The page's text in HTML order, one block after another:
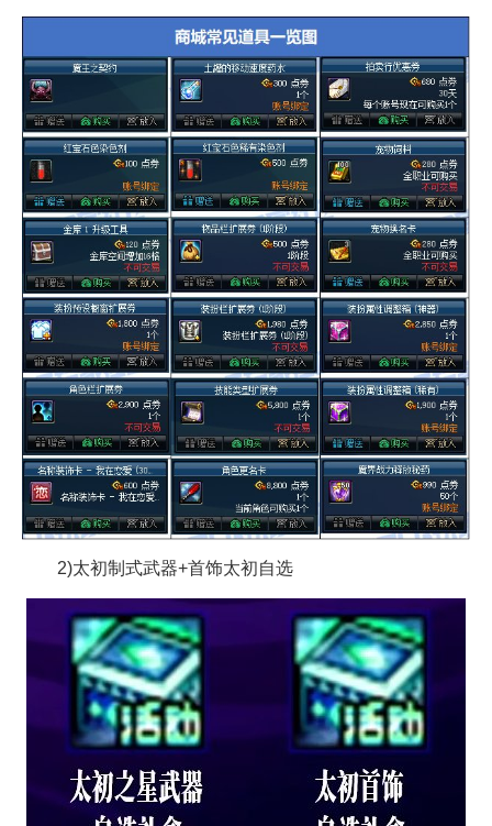
2)太初制式武器+首饰太初自选